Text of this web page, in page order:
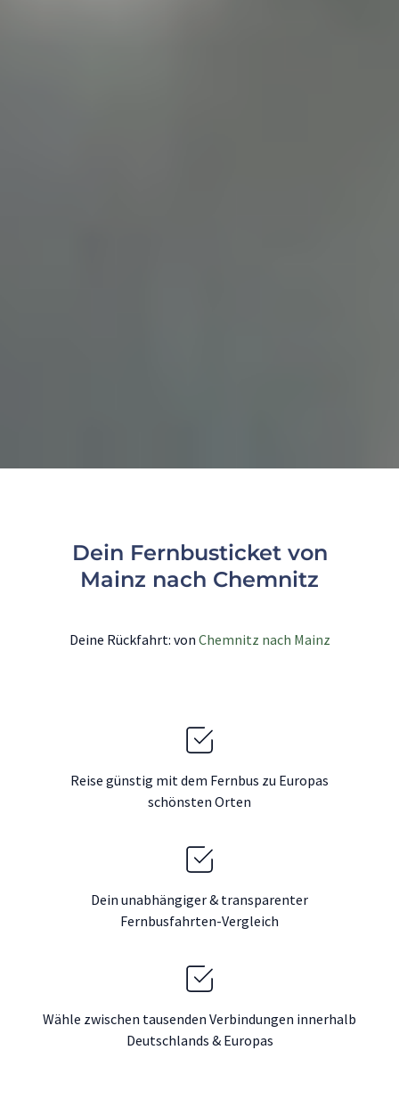
Dein Fernbusticket von
Mainz nach Chemnitz
Deine Rückfahrt: von Chemnitz nach Mainz
Reise günstig mit dem Fernbus zu Europas
schönsten Orten
Dein unabhängiger & transparenter
Fernbusfahrten-Vergleich
Wähle zwischen tausenden Verbindungen innerhalb
Deutschlands & Europas